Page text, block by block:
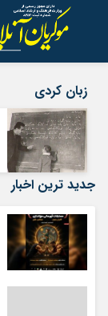
زبان کردی
جدید ترین اخبار